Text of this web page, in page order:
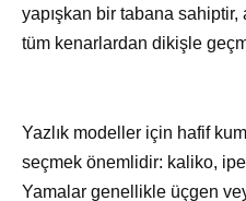
yapışkan bir tabana
tüm kenarlardan dikişle
Yazlık modeller için hafif
seçmek önemlidir: kaliko,
Yamalar genellikle üçgen